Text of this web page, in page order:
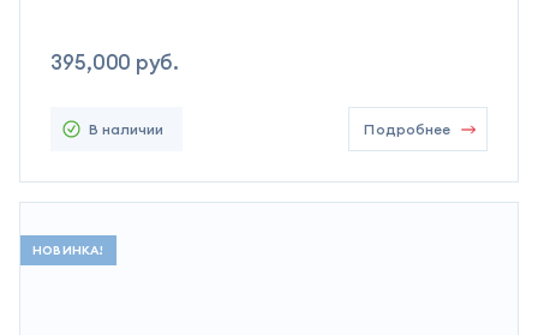
395,000 руб.
В наличии Подробнее
НОВИНКА!